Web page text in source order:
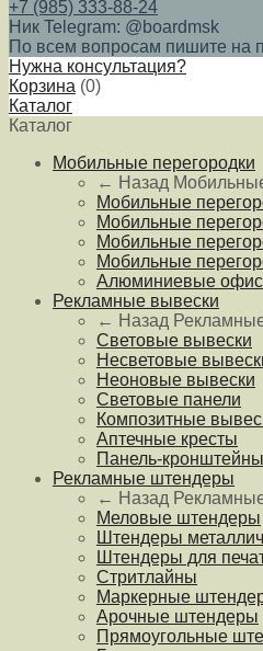
+7 (985) 333-88-24
Ник Telegram: @boardmsk
По всем вопросам пишите на
Нужна консультация?
Корзина (0)
Каталог
Каталог
Мобильные перегородки
← Назад
Мобильные
Мобильные
Мобильные
Мобильные
Алюминиевые
Рекламные вывески
← Назад
Световые вывески
Несветовые
Неоновые вывески
Световые панели
Композитные
Аптечные кресты
Панель-кронштейны
Рекламные штендеры
← Назад
Меловые штендеры
Штендеры
Штендеры для
Стритлайны
Маркерные
Арочные штендеры
Прямоугольные